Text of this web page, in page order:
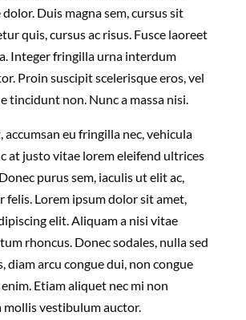
Duis magna sem, cursus sit
quis, cursus ac risus. Fusce laoreet
Integer fringilla urna interdum
Proin suscipit scelerisque eros, vel
tincidunt non. Nunc a massa nisi.
accumsan eu fringilla nec, vehicula
at justo vitae lorem eleifend ultrices
purus sem, iaculis ut elit ac,
felis. Lorem ipsum dolor sit amet,
elit. Aliquam a nisi vitae
rhoncus. Donec sodales, nulla sed
diam arcu congue dui, non congue
Etiam aliquet nec mi non
mollis vestibulum auctor.